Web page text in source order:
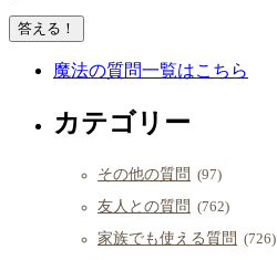
魔法の質問一覧はこちら
カテゴリー
その他の質問 (97)
友人との質問 (762)
家族でも使える質問 (726)